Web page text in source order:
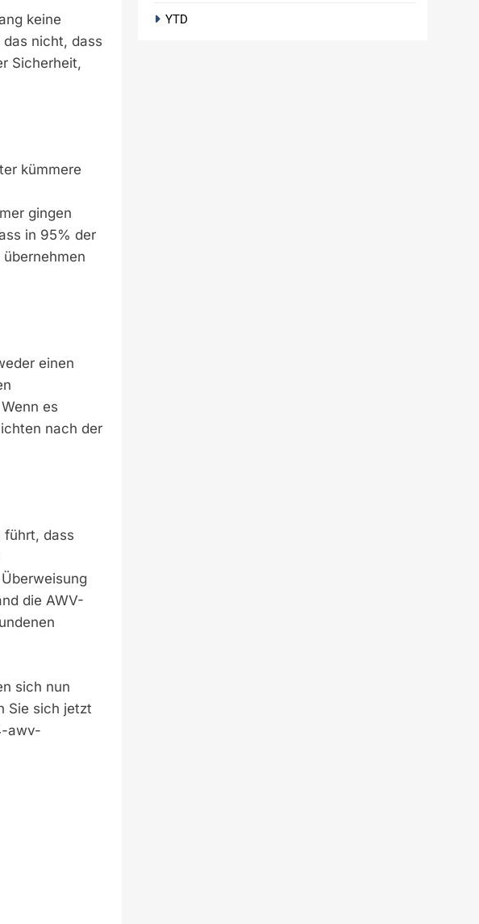
keine
nicht, dass
Sicherheit,
kümmere
gingen
in 95% der
einen
es
nach der
führt, dass
die AWV-
sich nun
Sie sich jetzt
awv-
YTD